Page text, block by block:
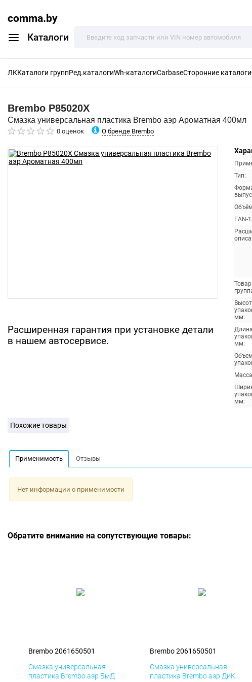
comma.by
Каталоги
ЛККаталоги группРед.каталогиWh-каталогиCarbaseСторонние каталоги
Brembo P85020X
Смазка универсальная пластика Brembo аэр Ароматная 400мл
0 оценок О бренде Brembo
Расширенная гарантия при установке детали
в нашем автосервисе.
Тип:
EAN-
мм:
Длина
мм:
Объем
мм:
Похожие товары
Применимость Отзывы
Нет информации о применимости
Обратите внимание на сопутствующие товары:
Brembo 2061650501
Смазка универсальная
пластика Brembo аэр БмД
Brembo 2061650501
Смазка универсальная
пластика Brembo аэр ДиК